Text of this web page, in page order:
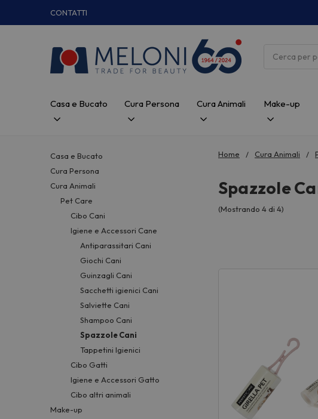
CONTATTI
Casa e Bucato Cura Persona Cura Animali Make-up
Home Cura Animali
Spazzole
(Mostrando 4 di 4)
Casa e Bucato
Cura Persona
Cura Animali
Pet Care
Cibo Cani
Igiene e Accessori Cane
Antiparassitari Cani
Giochi Cani
Guinzagli Cani
Sacchetti igienici Cani
Salviette Cani
Shampoo Cani
Spazzole Cani
Tappetini Igienici
Cibo Gatti
Igiene e Accessori Gatto
Cibo altri animali
Make-up